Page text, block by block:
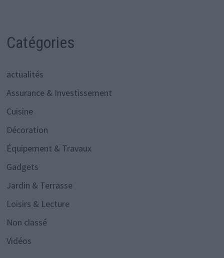
Catégories
actualités
Assurance & Investissement
Cuisine
Décoration
Équipement & Travaux
Gadgets
Jardin & Terrasse
Loisirs & Lecture
Non classé
Vidéos